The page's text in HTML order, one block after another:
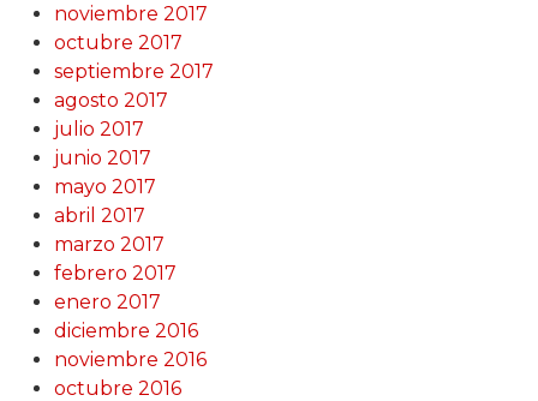
noviembre 2017
octubre 2017
septiembre 2017
agosto 2017
julio 2017
junio 2017
mayo 2017
abril 2017
marzo 2017
febrero 2017
enero 2017
diciembre 2016
noviembre 2016
octubre 2016